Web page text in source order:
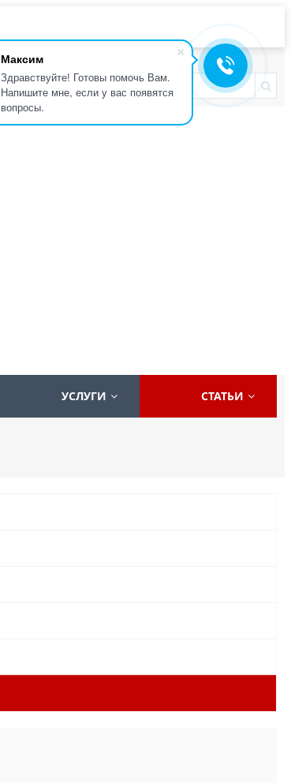
Максим
Здравствуйте! Готовы помочь Вам.
Напишите мне, если у вас появятся
вопросы.
УСЛУГИ СТАТЬИ